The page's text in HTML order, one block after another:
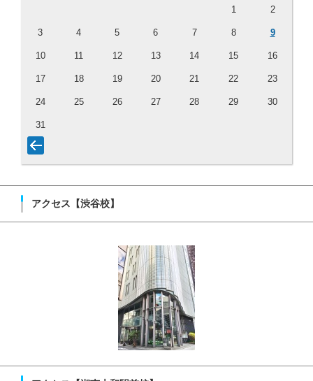
1 2
3 4 5 6 7 8 9
10 11 12 13 14 15 16
17 18 19 20 21 22 23
24 25 26 27 28 29 30
31
アクセス【渋谷校】